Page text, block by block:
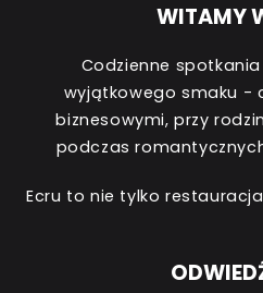
WITAMY
Codzienne
wyjątkowego smaku -
biznesowymi, przy
podczas
Ecru to nie tylko